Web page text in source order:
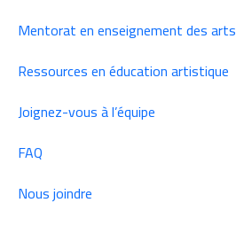
Mentorat en enseignement des arts
Ressources en éducation artistique
Joignez-vous à l’équipe
FAQ
Nous joindre